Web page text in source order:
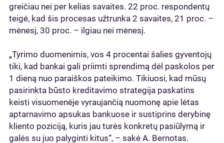
greičiau nei per kelias savaites. 22 proc. respondentų
teigė, kad šis procesas užtrunka 2 savaites, 21 proc. –
mėnesį, 30 proc. – ilgiau nei mėnesį.
„Tyrimo duomenimis, vos 4 procentai šalies gyventojų
tiki, kad bankai gali priimti sprendimą dėl paskolos per
1 dieną nuo paraiškos pateikimo. Tikiuosi, kad mūsų
pasirinkta būsto kreditavimo strategija paskatins
keisti visuomenėje vyraujančią nuomonę apie lėtas
aptarnavimo apsukas bankuose ir sustiprins derybinę
kliento poziciją, kuris jau turės konkretų pasiūlymą ir
galės su juo palyginti kitus“, – sakė A. Bernotas.